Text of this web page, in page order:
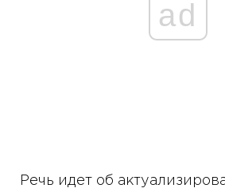
ad
Речь идет об